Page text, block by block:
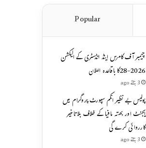
Popular
چیمبر آف کامرس اینڈ انڈسٹری کے الیکشن
2026-28کا باقاعدہ اعلان
3 ہفتے ago
پولیس بے نظیر انکم سپورٹ پروگرام میں
ایجنٹ اور بھتہ مافیا کے خلاف بلاتاخیر
کارروائی کرے گی
3 ہفتے ago